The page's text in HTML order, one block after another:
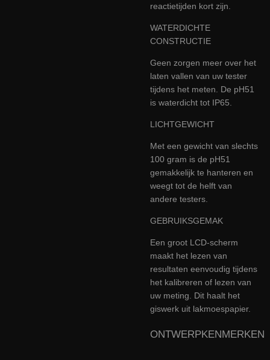
reactietijden kort zijn.
WATERDICHTE
CONSTRUCTIE
Geen zorgen meer over het
laten vallen van uw tester
tijdens het meten. De pH51
is waterdicht tot IP65.
LICHTGEWICHT
Met een gewicht van slechts
100 gram is de pH51
gemakkelijk te hanteren en
weegt tot de helft van
andere testers.
GEBRUIKSGEMAK
Een groot LCD-scherm
maakt het lezen van
resultaten eenvoudig tijdens
het kalibreren of lezen van
uw meting. Dit haalt het
giswerk uit lakmoespapier.
ONTWERPKENMERKEN